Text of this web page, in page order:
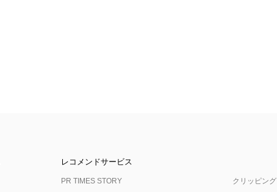
レコメンドサービス
PR TIMES STORY クリッピング